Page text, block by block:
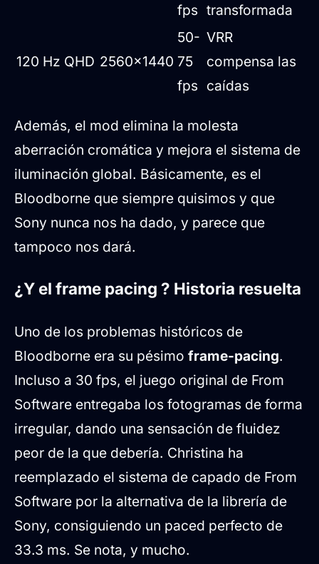
fps transformada
120 Hz QHD 2560x1440
50-
75
fps
VRR
compensa las
caídas
Además, el mod elimina la molesta
aberración cromática y mejora el sistema de
iluminación global. Básicamente, es el
Bloodborne que siempre quisimos y que
Sony nunca nos ha dado, y parece que
tampoco nos dará.
¿Y el frame pacing ? Historia resuelta
Uno de los problemas históricos de
Bloodborne era su pésimo frame-pacing.
Incluso a 30 fps, el juego original de From
Software entregaba los fotogramas de forma
irregular, dando una sensación de fluidez
peor de la que debería. Christina ha
reemplazado el sistema de capado de From
Software por la alternativa de la librería de
Sony, consiguiendo un paced perfecto de
33.3 ms. Se nota, y mucho.